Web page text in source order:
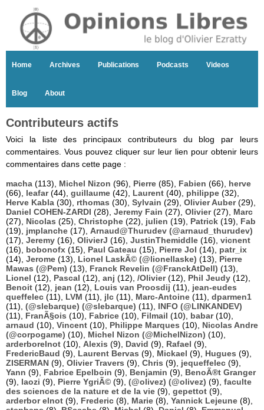
Home Archives Publications Podcasts Videos
Blog About
Contributeurs actifs
Voici la liste des principaux contributeurs du blog par leurs
commentaires. Vous pouvez cliquer sur leur lien pour obtenir leurs
commentaires dans cette page :
macha (113), Michel Nizon (96), Pierre (85), Fabien (66), herve
(66), leafar(44), guillaume (42), Laurent (40), philippe (32),
Herve Kabla (30), rthomas (30), Sylvain (29), Olivier Auber(29),
Daniel COHEN-ZARDI (28), Jeremy Fain (27), Olivier(27), Marc
(27), Nicolas (25), Christophe (22), julien (19), Patrick (19), Fab
(19), jmplanche (17), Arnaud@Thurudev (@arnaud_thurudev)
(17), Jeremy (16), OlivierJ (16), JustinThemiddle (16), vicnent
(16), bobonofx (15), Paul Gateau (15), Pierre Jol (14), patr_ix
(14), Jerome (13), Lionel LaskÃ© (@lionellaske) (13), Pierre
Mawas (@Pem) (13), Franck Revelin (@FranckAtDell) (13),
Lionel (12), Pascal (12), anj (12), /Olivier(12), Phil Jeudy (12),
Benoit (12), jean (12), Louis van Proosdij (11), jean-eudes
queffelec (11), LVM (11), jlc (11), Marc-Antoine (11), dparmen1
(11), (@slebarque) (@slebarque) (11), INFO (@LINKANDEV)
(11), FranÃ§ois (10), Fabrice (10), Filmail (10), babar(10),
arnaud (10), Vincent (10), Philippe Marques (10), Nicolas Andre
(@corpogame) (10), Michel Nizon (@MichelNizon) (10),
arderborelnot (10), Alexis (9), David (9), Rafael (9),
FredericBaud (9), Laurent Bervas (9), Mickael (9), Hugues (9),
ZISERMAN (9), Olivier Travers (9), Chris (9), jequeffelec (9),
Yann (9), Fabrice Epelboin (9), Benjamin (9), BenoÃ®t Granger
(9), laozi (9), Pierre YgriÃ© (9), (@olivez) (@olivez) (9), faculte
des sciences de la nature et de la vie (9), gepettot (9),
arderbor elnot (9), Frederic (8), Marie (8), Yannick Lejeune (8),